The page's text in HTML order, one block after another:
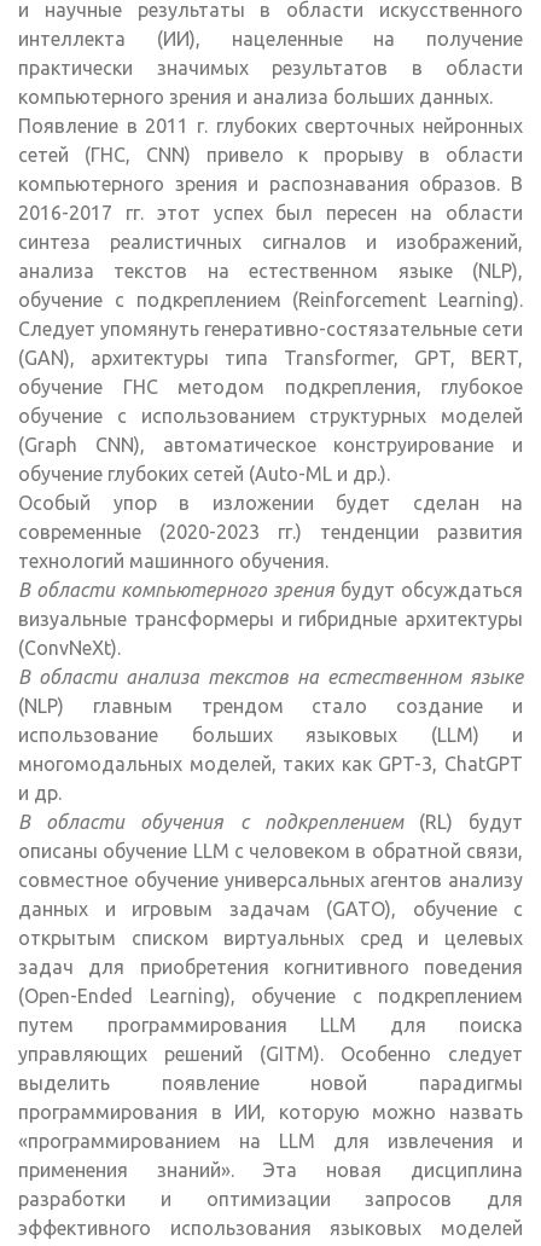
и научные результаты в области искусственного
интеллекта (ИИ), нацеленные на получение
практически значимых результатов в области
компьютерного зрения и анализа больших данных.
Появление в 2011 г. глубоких сверточных нейронных
сетей (ГНС, CNN) привело к прорыву в области
компьютерного зрения и распознавания образов. В
2016-2017 гг. этот успех был пересен на области
синтеза реалистичных сигналов и изображений,
анализа текстов на естественном языке (NLP),
обучение с подкреплением (Reinforcement Learning).
Следует упомянуть генеративно-состязательные сети
(GAN), архитектуры типа Transformer, GPT, BERT,
обучение ГНС методом подкрепления, глубокое
обучение с использованием структурных моделей
(Graph CNN), автоматическое конструирование и
обучение глубоких сетей (Auto-ML и др.).
Особый упор в изложении будет сделан на
современные (2020-2023 гг.) тенденции развития
технологий машинного обучения.
В области компьютерного зрения будут обсуждаться
визуальные трансформеры и гибридные архитектуры
(ConvNeXt).
В области анализа текстов на естественном языке
(NLP) главным трендом стало создание и
использование больших языковых (LLM) и
многомодальных моделей, таких как GPT-3, ChatGPT
и др.
В области обучения с подкреплением(RL) будут
описаны обучение LLM с человеком в обратной связи,
совместное обучение универсальных агентов анализу
данных и игровым задачам (GATO), обучение с
открытым списком виртуальных сред и целевых
задач для приобретения когнитивного поведения
(Open-Ended Learning), обучение с подкреплением
путем программирования LLM для поиска
управляющих решений (GITM). Особенно следует
выделить появление новой парадигмы
программирования в ИИ, которую можно назвать
«программированием на LLM для извлечения и
применения знаний». Эта новая дисциплина
разработки и оптимизации запросов для
эффективного использования языковых моделей